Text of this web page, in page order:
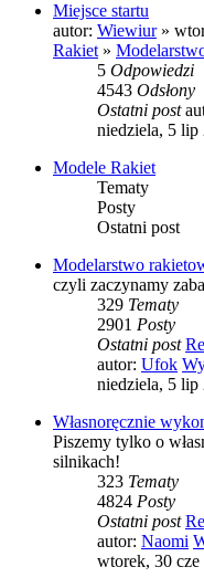
Miejsce startu
autor: Wiewiur»
Rakiet»
5 Odpowiedzi
4543 Odsłony
Ostatni post
niedziela, 5 lip
Modele Rakiet
Tematy
Posty
Ostatni post
Modelarstwo
czyli zaczynamy
329 Tematy
2901 Posty
Ostatni post
autor: Ufok
niedziela, 5 lip
Własnoręcznie
Piszemy tylko o
silnikach!
323 Tematy
4824 Posty
Ostatni post
autor: Naomi
wtorek, 30